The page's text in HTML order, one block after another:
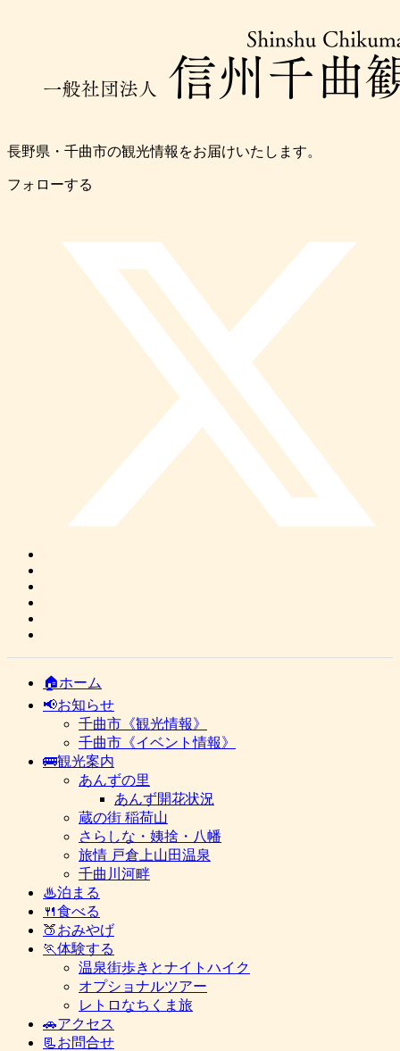
長野県・千曲市の観光情報をお届けいたします。
フォローする
🏠ホーム
📢お知らせ
千曲市《観光情報》
千曲市《イベント情報》
🚌観光案内
あんずの里
あんず開花状況
蔵の街 稲荷山
さらしな・姨捨・八幡
旅情 戸倉上山田温泉
千曲川河畔
♨泊まる
🍴食べる
🍑おみやげ
🏃体験する
温泉街歩きとナイトハイク
オプショナルツアー
レトロなちくま旅
🚗アクセス
📃お問合せ